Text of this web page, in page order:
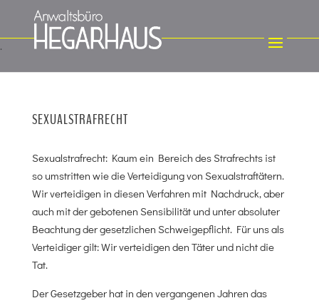
SEXUALSTRAFRECHT
Sexualstrafrecht: Kaum ein Bereich des Strafrechts ist
so umstritten wie die Verteidigung von Sexualstraftätern.
Wir verteidigen in diesen Verfahren mit Nachdruck, aber
auch mit der gebotenen Sensibilität und unter absoluter
Beachtung der gesetzlichen Schweigepflicht. Für uns als
Verteidiger gilt: Wir verteidigen den Täter und nicht die
Tat.
Der Gesetzgeber hat in den vergangenen Jahren das